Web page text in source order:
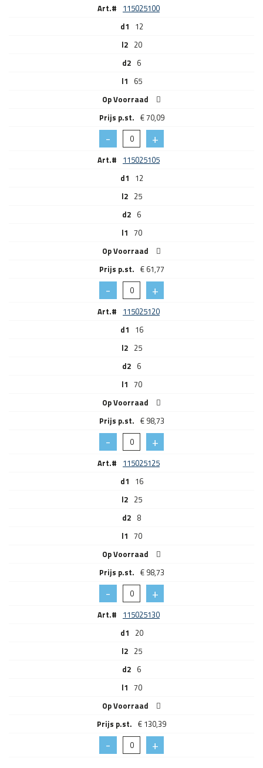
Art.# 115025100
d1 12
l2 20
d2 6
l1 65
Op Voorraad
€70,09
Art.# 115025105
d1 12
l2 25
d2 6
l1 70
Op Voorraad
€61,77
Art.# 115025120
d1 16
l2 25
d2 6
l1 70
Op Voorraad
€98,73
Art.# 115025125
d1 16
l2 25
d2 8
l1 70
Op Voorraad
€98,73
Art.# 115025130
d1 20
l2 25
d2 6
l1 70
Op Voorraad
€ 130,39